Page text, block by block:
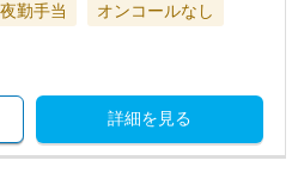
夜勤手当
オンコールなし
詳細を見る